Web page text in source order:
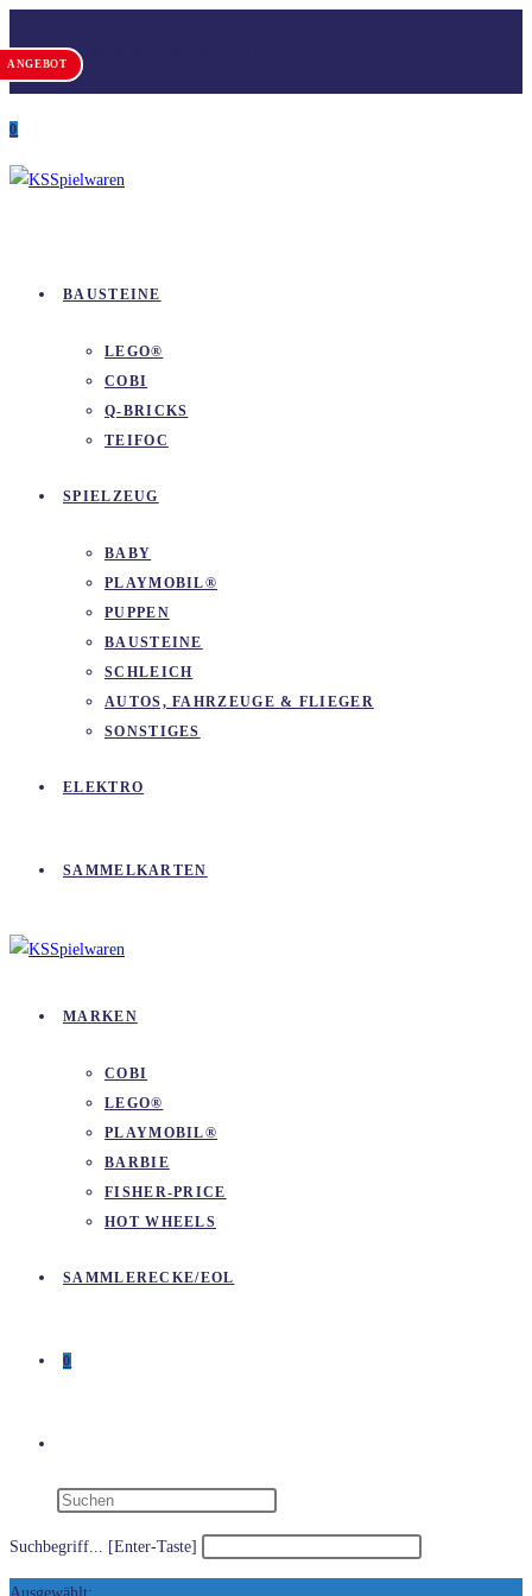
Inhalt
springen
Versandkostenfrei ab 100 €
0
BAUSTEINE
LEGO®
COBI
Q-BRICKS
TEIFOC
SPIELZEUG
BABY
PLAYMOBIL®
PUPPEN
BAUSTEINE
SCHLEICH
AUTOS, FAHRZEUGE & FLIEGER
SONSTIGES
ELEKTRO
SAMMELKARTEN
MARKEN
COBI
LEGO®
PLAYMOBIL®
BARBIE
FISHER-PRICE
HOT WHEELS
SAMMLERECKE/EOL
0
Suchbegriff... [Enter-Taste]
ANGEBOT